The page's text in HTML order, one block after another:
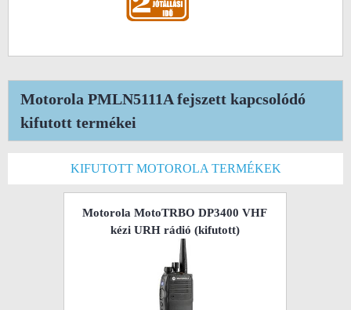
Motorola PMLN5111A fejszett kapcsolódó
kifutott termékei
KIFUTOTT MOTOROLA TERMÉKEK
Motorola MotoTRBO DP3400 VHF
kézi URH rádió (kifutott)